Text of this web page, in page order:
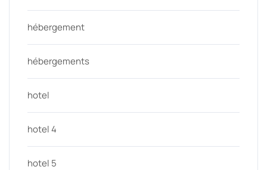
hébergement
hébergements
hotel
hotel 4
hotel 5